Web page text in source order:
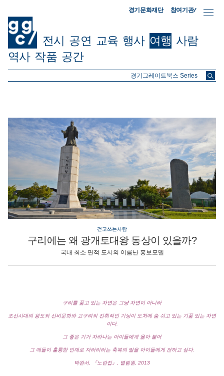
경기문화재단 참여기관/
전시 공연 교육 행사 여행 사람
역사 작품 공간
ggc/
걷고쓰는사람
구리에는 왜 광개토대왕 동상이 있을까?
국내 최소 면적 도시의 이름난 홍보모델
구리를 품고 있는 자연은 그냥 자연이 아니라
조선시대의 왕도와 선비문화와 고구려의 진취적인 기상이 도처에 숨 쉬고 있는 기품 있는 자연
이다.
그 좋은 기가 자라나는 아이들에게 옮아 붙어
그 애들이 훌륭한 인재로 자라리라는 축복의 말을 아이들에게 전하고 싶다.
박완서, 『노란집』, 열림원, 2013